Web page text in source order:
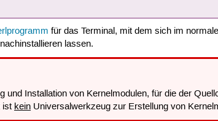
für das Terminal, mit dem sich im
lassen.
und Installation von Kernelmodulen, für die der
ist kein Universalwerkzeug zur Erstellung von